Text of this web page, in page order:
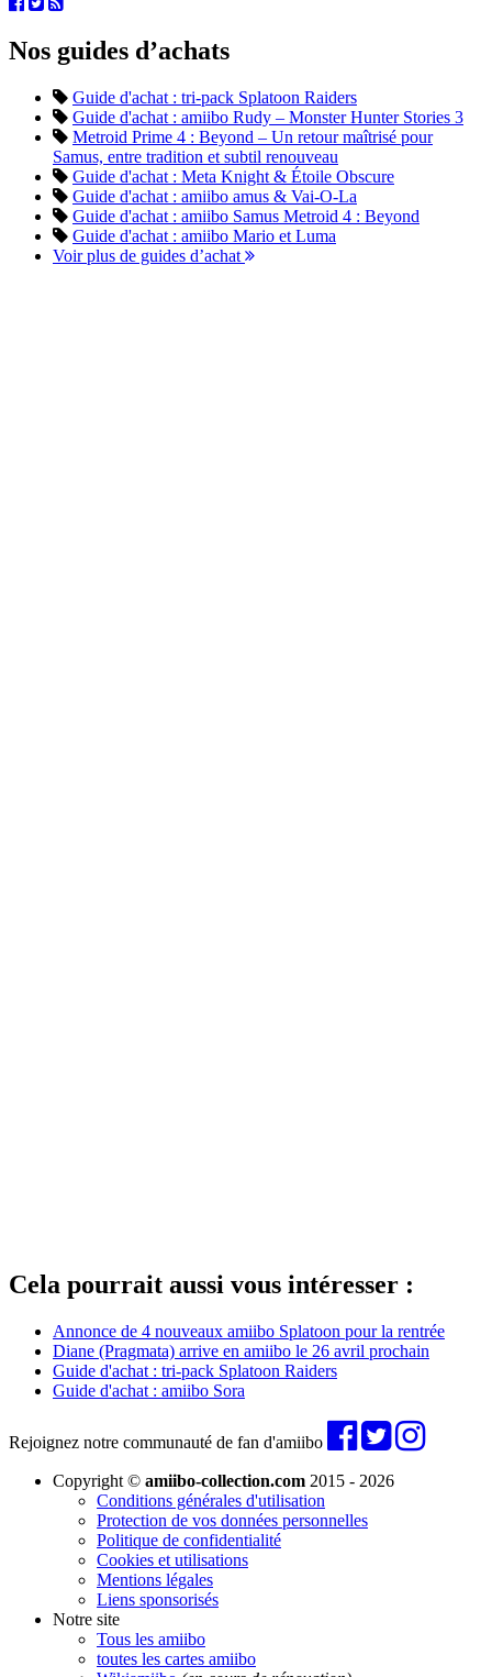
Nos guides d’achats
Guide d'achat : tri-pack Splatoon Raiders
Guide d'achat : amiibo Rudy – Monster Hunter Stories 3
Metroid Prime 4 : Beyond – Un retour maîtrisé pour
Samus, entre tradition et subtil renouveau
Guide d'achat : Meta Knight & Étoile Obscure
Guide d'achat : amiibo amus & Vai-O-La
Guide d'achat : amiibo Samus Metroid 4 : Beyond
Guide d'achat : amiibo Mario et Luma
Voir plus de guides d’achat
Cela pourrait aussi vous intéresser :
Annonce de 4 nouveaux amiibo Splatoon pour la rentrée
Diane (Pragmata) arrive en amiibo le 26 avril prochain
Guide d'achat : tri-pack Splatoon Raiders
Guide d'achat : amiibo Sora
Rejoignez notre communauté de fan d'amiibo
Copyright © amiibo-collection.com 2015 - 2026
Conditions générales d'utilisation
Protection de vos données personnelles
Politique de confidentialité
Cookies et utilisations
Mentions légales
Liens sponsorisés
Notre site
Tous les amiibo
toutes les cartes amiibo